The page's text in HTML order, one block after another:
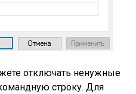
отключать ненужные
строку. Для